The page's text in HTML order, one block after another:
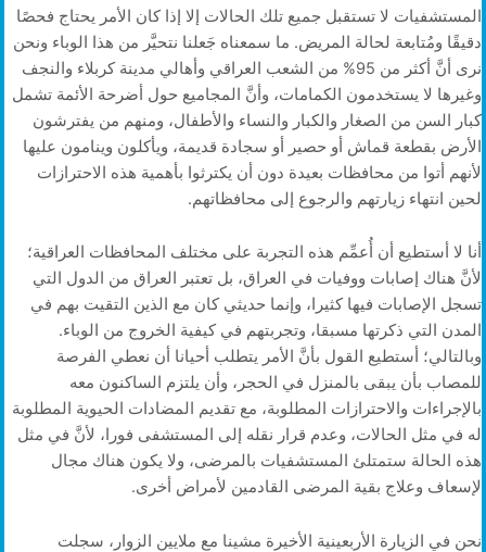
المستشفيات لا تستقبل جميع تلك الحالات إلا إذا كان الأمر يحتاج فحصًا
دقيقًا ومُتابعة لحالة المريض. ما سمعناه جَعلنا نتحيَّر من هذا الوباء ونحن
نرى أنَّ أكثر من 95% من الشعب العراقي وأهالي مدينة كربلاء والنجف
وغيرها لا يستخدمون الكمامات، وأنَّ المجاميع حول أضرحة الأئمة تشمل
كبار السن من الصغار والكبار والنساء والأطفال، ومنهم من يفترشون
الأرض بقطعة قماش أو حصير أو سجادة قديمة، ويأكلون وينامون عليها
لأنهم أتوا من محافظات بعيدة دون أن يكترثوا بأهمية هذه الاحترازات
لحين انتهاء زيارتهم والرجوع إلى محافظاتهم.
أنا لا أستطيع أن أُعمِّم هذه التجربة على مختلف المحافظات العراقية؛
لأنَّ هناك إصابات ووفيات في العراق، بل تعتبر العراق من الدول التي
تسجل الإصابات فيها كثيرا، وإنما حديثي كان مع الذين التقيت بهم في
المدن التي ذكرتها مسبقا، وتجربتهم في كيفية الخروج من الوباء.
وبالتالي؛ أستطيع القول بأنَّ الأمر يتطلب أحيانا أن نعطي الفرصة
للمصاب بأن يبقى بالمنزل في الحجر، وأن يلتزم الساكنون معه
بالإجراءات والاحترازات المطلوبة، مع تقديم المضادات الحيوية المطلوبة
له في مثل الحالات، وعدم قرار نقله إلى المستشفى فورا، لأنَّ في مثل
هذه الحالة ستمتلئ المستشفيات بالمرضى، ولا يكون هناك مجال
لإسعاف وعلاج بقية المرضى القادمين لأمراض أخرى.
نحن في الزيارة الأربعينية الأخيرة مشينا مع ملايين الزوار، سجلت